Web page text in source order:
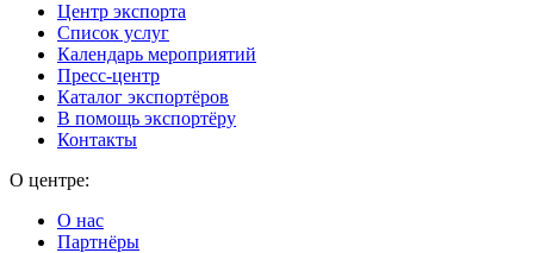
Центр экспорта
Список услуг
Календарь мероприятий
Пресс-центр
Каталог экспортёров
В помощь экспортёру
Контакты
О центре:
О нас
Партнёры